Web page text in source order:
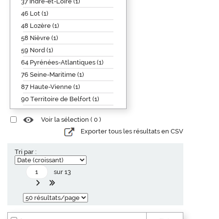
46 Lot (1)
48 Lozère (1)
58 Nièvre (1)
59 Nord (1)
64 Pyrénées-Atlantiques (1)
76 Seine-Maritime (1)
87 Haute-Vienne (1)
90 Territoire de Belfort (1)
Voir la sélection ( 0 )
Exporter tous les résultats en CSV
Tri par :
sur 13